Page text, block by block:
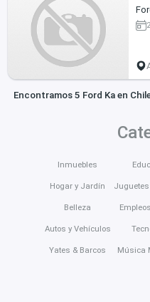
Encontramos 5 Ford Ka en
Inmuebles
Hogar y Jardín
Belleza
Autos y Vehículos
Yates & Barcos Música